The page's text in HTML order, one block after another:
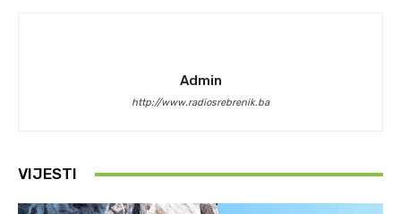
Admin
http://www.radiosrebrenik.ba
VIJESTI